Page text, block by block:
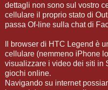
dettagli non sono sul vostro
cellulare il proprio stato di
passa Of-line sulla chat di
Il browser di HTC Legend è
cellulare (nemmeno iPhone
visualizzare i video dei siti in
giochi online.
Navigando su internet